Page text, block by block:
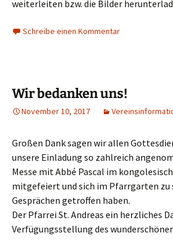
weiterleiten bzw. die Bilder
Schreibe einen Kommentar
Wir bedanken uns!
November 10, 2017
Großen Dank sagen wir allen
unsere Einladung so zahlreich
Messe mit Abbé Pascal im
mitgefeiert und sich im Pfarrgarten zu
Gesprächen getroffen haben.
Der Pfarrei St. Andreas ein herzliches
Verfügungsstellung des